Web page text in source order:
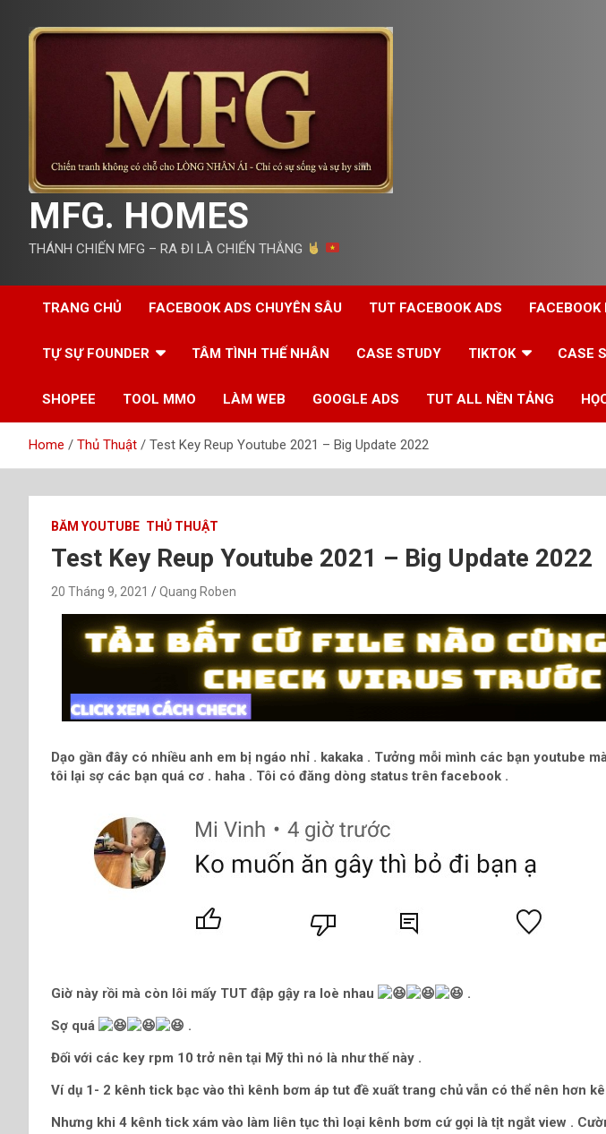
content
MFG. HOMES
THÁNH CHIẾN MFG – RA ĐI LÀ CHIẾN THẮNG
TRANG CHỦ FACEBOOK ADS CHUYÊN SÂU TUT FACEBOOK ADS FACEBOOK
TỰ SỰ FOUNDER TÂM TÌNH THẾ NHÂN CASE STUDY TIKTOK CASE
SHOPEE TOOL MMO LÀM WEB GOOGLE ADS TUT ALL NỀN TẢNG
Home Thủ Thuật Test Key Reup Youtube 2021 – Big Update 2022
BĂM YOUTUBE THỦ THUẬT
Test Key Reup Youtube 2021 – Big Update 2022
20 Tháng 9, 2021 Quang Roben
Dạo gần đây có nhiều anh em bị ngáo nhỉ . kakaka . Tưởng mỗi mình các bạn youtube
tôi lại sợ các bạn quá cơ . haha . Tôi có đăng dòng status trên facebook .
Giờ này rồi mà còn lôi mấy TUT đập gậy ra loè nhau
.
Sợ quá
.
Đối với các key rpm 10 trở nên tại Mỹ thì nó là như thế này .
Ví dụ 1- 2 kênh tick bạc vào thì kênh bơm áp tut đề xuất trang chủ vẫn có thể nên hơn
Nhưng khi 4 kênh tick xám vào làm liên tục thì loại kênh bơm cứ gọi là tịt ngắt view .